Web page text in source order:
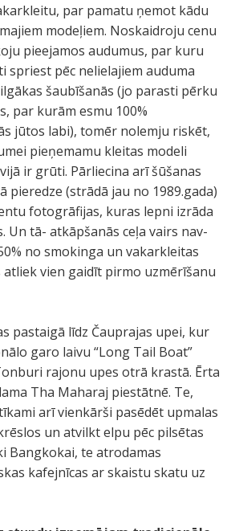
par pamatu ņemot kādu
modeļiem. Noskaidroju cenu
pieejamos audumus, par kuru
spriest pēc nelielajiem auduma
šaubīšanās (jo parasti pērku
par kurām esmu 100%
jūtos labi), tomēr nolemju riskēt,
pieņemamu kleitas modeli
ir grūti. Pārliecina arī šūšanas
pieredze (strādā jau no 1989.gada)
fotogrāfijas, kuras lepni izrāda
Un tā- atkāpšanās ceļa vairs nav-
no smokinga un vakarkleitas
atliek vien gaidīt pirmo uzmērīšanu
pastaigā līdz Čauprajas upei, kur
garo laivu “Long Tail Boat”
rajonu upes otrā krastā. Ērta
Tha Maharaj piestātnē. Te,
arī vienkārši pasēdēt upmalas
un atvilkt elpu pēc pilsētas
Bangkokai, te atrodamas
kafejnīcas ar skaistu skatu uz